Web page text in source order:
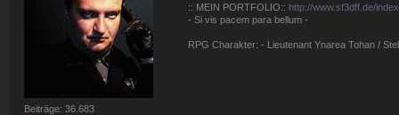
Beiträge: 36.683
:: MEIN PORTFOLIO:: http://www.sf3dff.de/
- Si vis pacem para bellum -
RPG Charakter: - Lieutenant Ynarea Tohan /